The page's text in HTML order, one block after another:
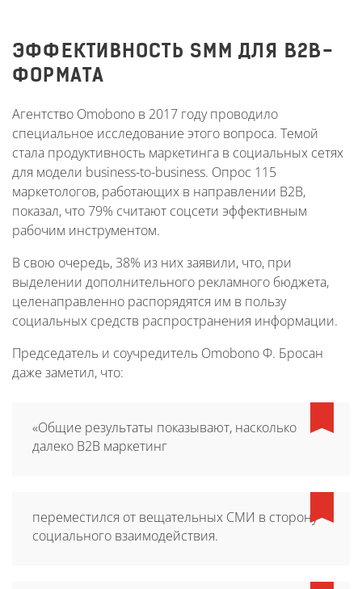
ЭФФЕКТИВНОСТЬ SMM ДЛЯ B2B-
ФОРМАТА
Агентство Omobono в 2017 году проводило
специальное исследование этого вопроса. Темой
стала продуктивность маркетинга в социальных сетях
для модели business-to-business. Опрос 115
маркетологов, работающих в направлении B2B,
показал, что 79% считают соцсети эффективным
рабочим инструментом.
В свою очередь, 38% из них заявили, что, при
выделении дополнительного рекламного бюджета,
целенаправленно распорядятся им в пользу
социальных средств распространения информации.
Председатель и соучредитель Omobono Ф. Бросан
даже заметил, что:
«Общие результаты показывают, насколько
далеко B2B маркетинг
переместился от вещательных СМИ в сторону
социального взаимодействия.